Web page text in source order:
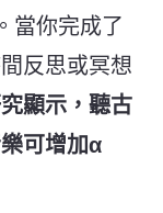
當你完成了
反思或冥想
顯示，聽古
可增加α